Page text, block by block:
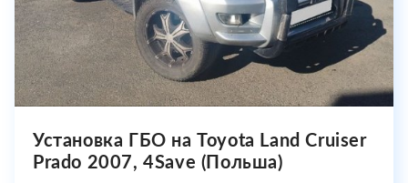
Установка ГБО на Toyota Land Cruiser
Prado 2007, 4Save (Польша)